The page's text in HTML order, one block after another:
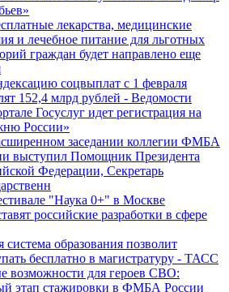
лекарства, медицинские
и лечебное питание для льготных
граждан будет направлено еще
соцвыплат с 1 февраля
152,4 млрд рублей - Ведомости
Госуслуг идет регистрация на
России»
заседании коллегии ФМБА
выступил Помощник Президента
Федерации, Секретарь
"Наука 0+" в Москве
российские разработки в сфере
система образования позволит
бесплатно в магистратуру - ТАСС
возможности для героев СВО:
этап стажировки в ФМБА России